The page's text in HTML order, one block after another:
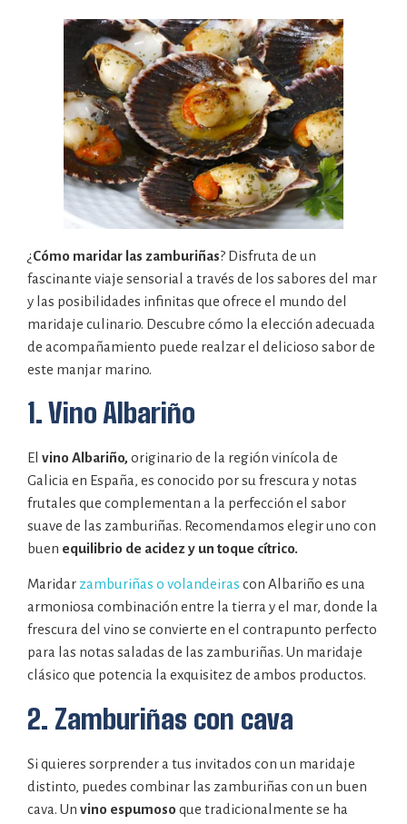
¿Cómo maridar las zamburiñas? Disfruta de un
fascinante viaje sensorial a través de los sabores del mar
y las posibilidades infinitas que ofrece el mundo del
maridaje culinario. Descubre cómo la elección adecuada
de acompañamiento puede realzar el delicioso sabor de
este manjar marino.
1. Vino Albariño
El vino Albariño, originario de la región vinícola de
Galicia en España, es conocido por su frescura y notas
frutales que complementan a la perfección el sabor
suave de las zamburiñas. Recomendamos elegir uno con
buen equilibrio de acidez y un toque cítrico.
Maridar zamburiñas o volandeiras con Albariño es una
armoniosa combinación entre la tierra y el mar, donde la
frescura del vino se convierte en el contrapunto perfecto
para las notas saladas de las zamburiñas. Un maridaje
clásico que potencia la exquisitez de ambos productos.
2. Zamburiñas con cava
Si quieres sorprender a tus invitados con un maridaje
distinto, puedes combinar las zamburiñas con un buen
cava. Un vino espumoso que tradicionalmente se ha